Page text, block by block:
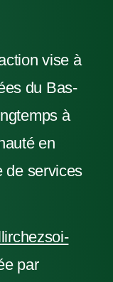
vise à
du Bas-
à
en
de services
par